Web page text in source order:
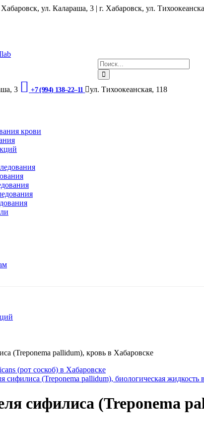
ул. Калараша, 3 | г. Хабаровск, ул.
3 +7 (994) 138‒22‒11
ул. ​Тихоокеанская, 118
крови
(Treponema pallidum), кровь в Хабаровске
(рот соскоб) в Хабаровске
сифилиса (Treponema pallidum), биологическая жидкость
сифилиса (Treponema